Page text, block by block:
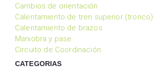
Cambios de orientación
Calentamiento de tren superior (tronco)
Calentamiento de brazos
Maniobra y pase
Circuito de Coordinación
CATEGORIAS